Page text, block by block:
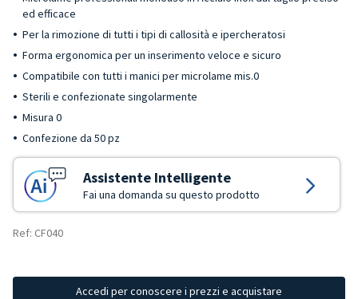
ed efficace
Per la rimozione di tutti i tipi di callosità e ipercheratosi
Forma ergonomica per un inserimento veloce e sicuro
Compatibile con tutti i manici per microlame mis.0
Sterili e confezionate singolarmente
Misura 0
Confezione da 50 pz
Assistente Intelligente
Fai una domanda su questo prodotto
Ref: CF040
Accedi per conoscere i prezzi e acquistare